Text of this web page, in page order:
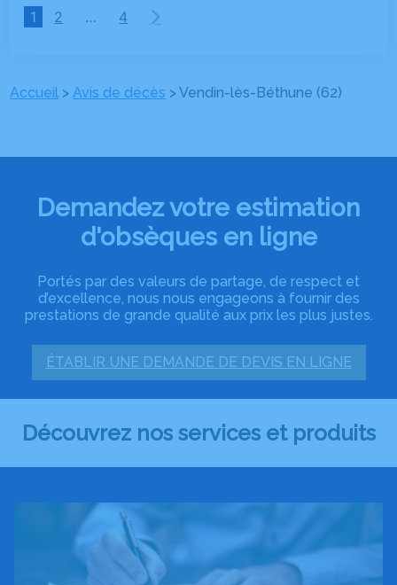
1 2 … 4
Accueil >Avis de décès >Vendin-lès-Béthune (62)
Demandez votre estimation
d'obsèques en ligne
Portés par des valeurs de partage, de respect et
d’excellence, nous nous engageons à fournir des
prestations de grande qualité aux prix les plus justes.
ÉTABLIR UNE DEMANDE DE DEVIS EN LIGNE
Découvrez nos services et produits